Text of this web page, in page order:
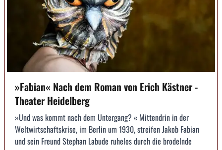
»Fabian« Nach dem Roman von Erich Kästner -
Theater Heidelberg
»Und was kommt nach dem Untergang? « Mittendrin in der
Weltwirtschaftskrise, im Berlin um 1930, streifen Jakob Fabian
und sein Freund Stephan Labude ruhelos durch die brodelnde